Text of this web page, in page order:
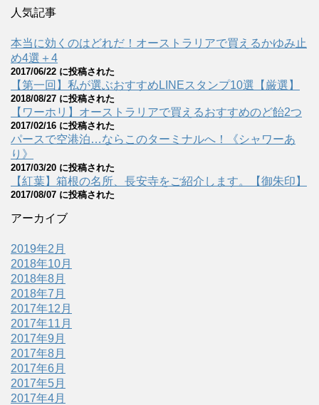
人気記事
本当に効くのはどれだ！オーストラリアで買えるかゆみ止
め4選＋4
2017/06/22 に投稿された
【第一回】私が選ぶおすすめLINEスタンプ10選【厳選】
2018/08/27 に投稿された
【ワーホリ】オーストラリアで買えるおすすめのど飴2つ
2017/02/16 に投稿された
パースで空港泊…ならこのターミナルへ！《シャワーあ
り》
2017/03/20 に投稿された
【紅葉】箱根の名所、長安寺をご紹介します。【御朱印】
2017/08/07 に投稿された
アーカイブ
2019年2月
2018年10月
2018年8月
2018年7月
2017年12月
2017年11月
2017年9月
2017年8月
2017年6月
2017年5月
2017年4月